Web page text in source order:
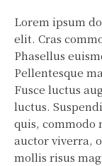
Lorem ipsum
elit. Cras
Phasellus
Pellentesque
Fusce luctus
luctus.
quis, commodo
auctor viverra,
mollis risus